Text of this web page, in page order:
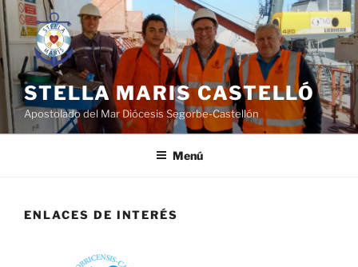
Saltar
al
contenido
STELLA MARIS CASTELLÓ
Apostolado del Mar Diócesis Segorbe-Castellón
Menú
ENLACES DE INTERÉS